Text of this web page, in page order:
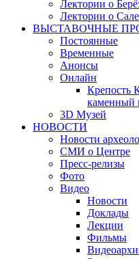
Лектории о
Лектории о
ВЫСТАВОЧНЫЕ
Постоянные
Временные
Анонсы
Онлайн
Крепость
каменный
3D Музей
НОВОСТИ
Новости
СМИ о Центре
Пресс-релизы
Фото
Видео
Новости
Доклады
Лекции
Фильмы